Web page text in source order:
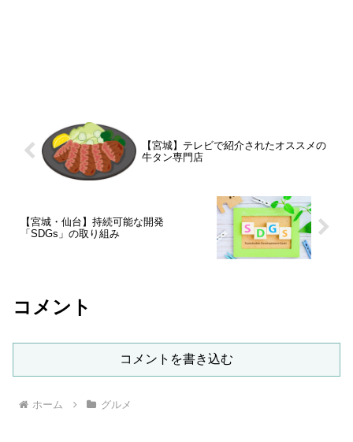
【宮城】テレビで紹介されたオススメの
牛タン専門店
【宮城・仙台】持続可能な開発
「SDGs」の取り組み
コメント
コメントを書き込む
ホーム グルメ